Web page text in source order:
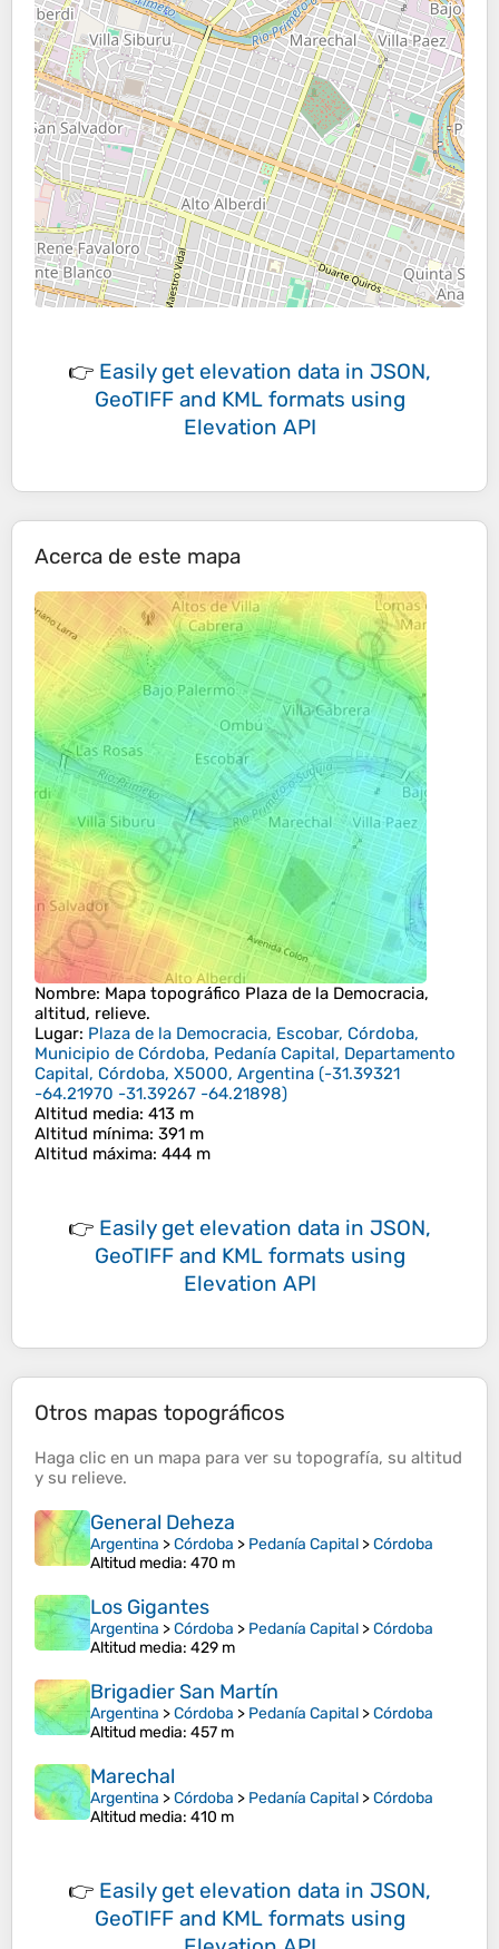
👉 Easily get elevation data in JSON,
GeoTIFF and KML formats using
Elevation API
Acerca de este mapa
Nombre: Mapa topográfico Plaza de la Democracia,
altitud, relieve.
Lugar: Plaza de la Democracia, Escobar, Córdoba,
Municipio de Córdoba, Pedanía Capital, Departamento
Capital, Córdoba, X5000, Argentina (-31.39321
-64.21970 -31.39267 -64.21898)
Altitud media: 413 m
Altitud mínima: 391 m
Altitud máxima: 444 m
👉 Easily get elevation data in JSON,
GeoTIFF and KML formats using
Elevation API
Otros mapas topográficos
Haga clic en un mapa para ver su topografía, su altitud
y su relieve.
General Deheza
Argentina >Córdoba > Pedanía Capital >Córdoba
Altitud media: 470 m
Los Gigantes
Argentina >Córdoba > Pedanía Capital >Córdoba
Altitud media: 429 m
Brigadier San Martín
Argentina >Córdoba > Pedanía Capital >Córdoba
Altitud media: 457 m
Marechal
Argentina >Córdoba > Pedanía Capital >Córdoba
Altitud media: 410 m
👉 Easily get elevation data in JSON,
GeoTIFF and KML formats using